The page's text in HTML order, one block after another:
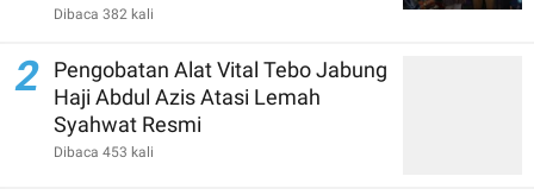
Dibaca 382 kali
2
Pengobatan Alat Vital Tebo Jabung
Haji Abdul Azis Atasi Lemah
Syahwat Resmi
Dibaca 453 kali